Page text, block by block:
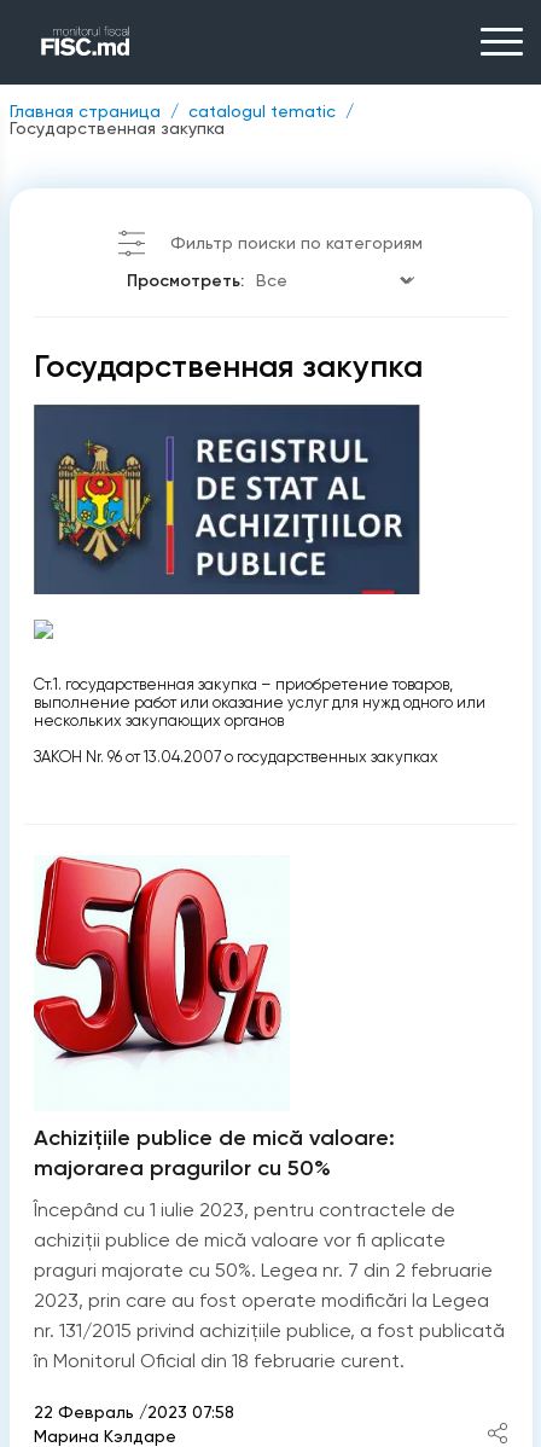
Главная страница
catalogul tematic
Государственная закупка
Фильтр поиски по категориям
Просмотреть:
Государственная закупка
Ст.1. государственная закупка – приобретение товаров,
выполнение работ или оказание услуг для нужд одного или
нескольких закупающих органов
ЗАКОН Nr. 96 от 13.04.2007 о государственных закупках
Achizițiile publice de mică valoare:
majorarea pragurilor cu 50%
Începând cu 1 iulie 2023, pentru contractele de
achiziții publice de mică valoare vor fi aplicate
praguri majorate cu 50%. Legea nr. 7 din 2 februarie
2023, prin care au fost operate modificări la Legea
nr. 131/2015 privind achizițiile publice, a fost publicată
în Monitorul Oficial din 18 februarie curent.
22 Февраль /2023 07:58
Марина Кэлдаре